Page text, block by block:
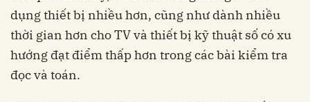
dụng thiết bị nhiều hơn, cũng như dành nhiều
thời gian hơn cho TV và thiết bị kỹ thuật số có xu
hướng đạt điểm thấp hơn trong các bài kiểm tra